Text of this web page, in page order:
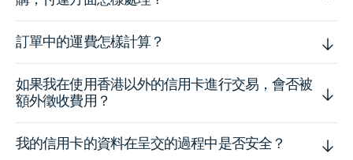
訂單中的運費怎樣計算？
如果我在使用香港以外的信用卡進行交易，會否被
額外徵收費用？
我的信用卡的資料在呈交的過程中是否安全？